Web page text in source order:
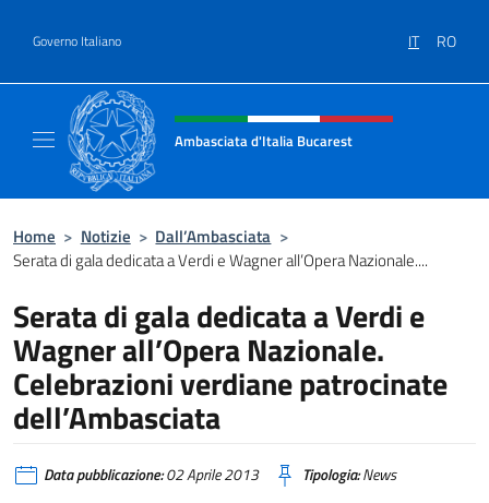
Governo Italiano IT RO
Intestazione sito, social e menù
Ambasciata d'Italia Bucarest
Home > Notizie > Dall’Ambasciata >
Serata di gala dedicata a Verdi e Wagner all’Opera Nazionale....
Serata di gala dedicata a Verdi e
Wagner all’Opera Nazionale.
Celebrazioni verdiane patrocinate
dell’Ambasciata
Data pubblicazione:02 Aprile 2013 Tipologia:News